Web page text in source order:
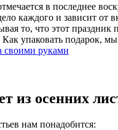
в последнее
каждого и зависит
то, что этот праздник
упаковать подарок,
своими руками
из осенних
нам понадобится: